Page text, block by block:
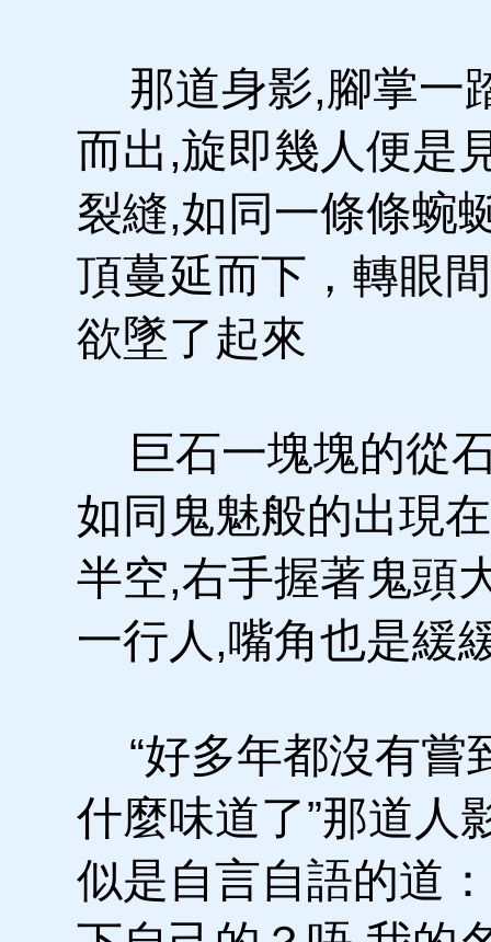
那道身影,腳掌一
而出,旋即幾人便是
裂縫,如同一條條蜿
頂蔓延而下，轉眼
欲墜了起來
巨石一塊塊的從
如同鬼魅般的出現
半空,右手握著鬼頭
一行人,嘴角也是緩
“好多年都沒有嘗
什麼味道了”那道人
似是自言自語的道